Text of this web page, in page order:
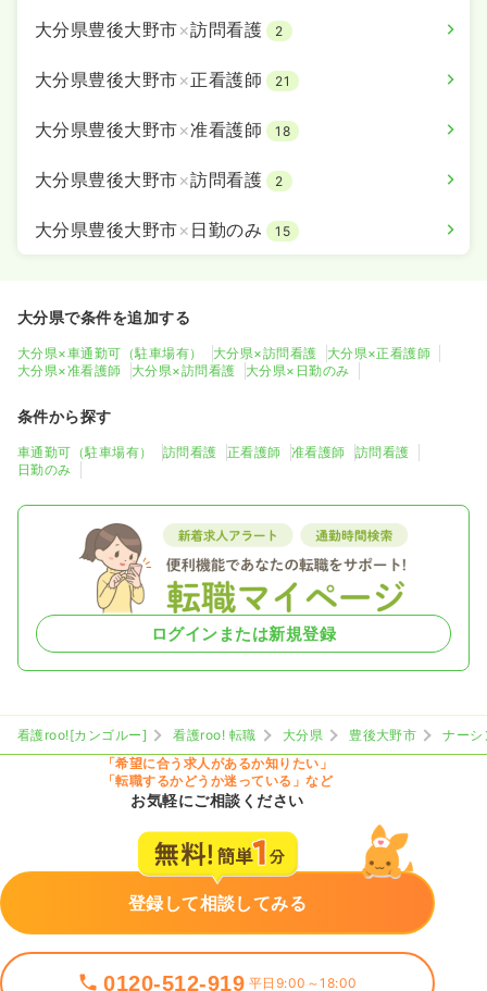
大分県豊後大野市×訪問看護 2
大分県豊後大野市×正看護師 21
大分県豊後大野市×准看護師 18
大分県豊後大野市×訪問看護 2
大分県豊後大野市× 日勤のみ 15
大分県で条件を追加する
大分県×車通勤可（駐車場有） 大分県×訪問看護
大分県×正看護師
大分県×准看護師
大分県×訪問看護 大分県×日勤のみ
条件から探す
車通勤可（駐車場有） 訪問看護 正看護師 准看護師
訪問看護
日勤のみ
ログインまたは新規登録
看護roo![カンゴルー] 看護roo! 転職 大分県 豊後大野市
ナーシ
「希望に合う求人があるか知りたい」
「転職するかどうか迷っている」など
お気軽にご相談ください
登録して相談してみる
0120-512-919 平日9:00～18:00